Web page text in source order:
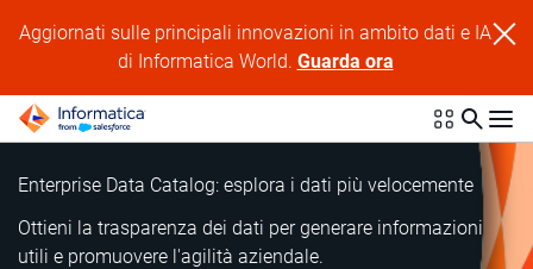
Aggiornati sulle principali innovazioni in ambito dati e IA
di Informatica World. Guarda ora
Enterprise Data Catalog: esplora i dati più velocemente
Ottieni la trasparenza dei dati per generare informazioni
utili e promuovere l'agilità aziendale.